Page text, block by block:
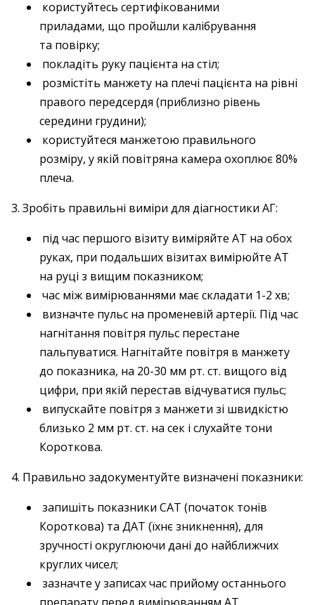
користуйтесь сертифікованими
приладами, що пройшли калібрування
та повірку;
покладіть руку пацієнта на стіл;
розмістіть манжету на плечі пацієнта на рівні
правого передсердя (приблизно рівень
середини грудини);
користуйтеся манжетою правильного
розміру, у якій повітряна камера охоплює 80%
плеча.
3. Зробіть правильні виміри для діагностики АГ:
під час першого візиту виміряйте АТ на обох
руках, при подальших візитах вимірюйте АТ
на руці з вищим показником;
час між вимірюваннями має складати 1-2 хв;
визначте пульс на променевій артерії. Під час
нагнітання повітря пульс перестане
пальпуватися. Нагнітайте повітря в манжету
до показника, на 20-30 мм рт. ст. вищого від
цифри, при якій перестав відчуватися пульс;
випускайте повітря з манжети зі швидкістю
близько 2 мм рт. ст. на сек і слухайте тони
Короткова.
4. Правильно задокументуйте визначені показники:
запишіть показники САТ (початок тонів
Короткова) та ДАТ (їхнє зникнення), для
зручності округлюючи дані до найближчих
круглих чисел;
зазначте у записах час прийому останнього